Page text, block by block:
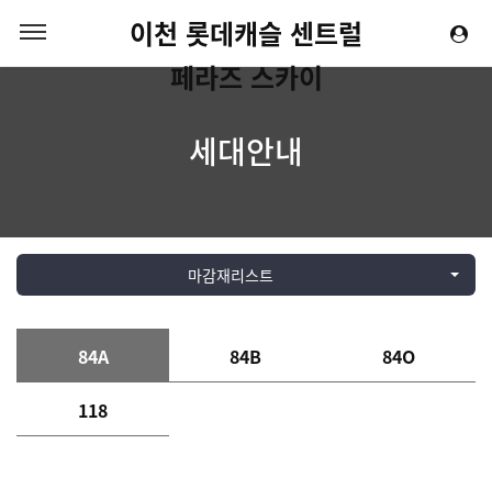
이천 롯데캐슬 센트럴
페라즈 스카이
세대안내
마감재리스트
84A 84B 84O
118